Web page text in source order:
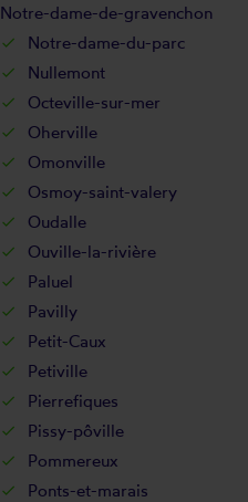
Notre-dame-de-gravenchon
Notre-dame-du-parc
Nullemont
Octeville-sur-mer
Oherville
Omonville
Osmoy-saint-valery
Oudalle
Ouville-la-rivière
Paluel
Pavilly
Petit-Caux
Petiville
Pierrefiques
Pissy-pôville
Pommereux
Ponts-et-marais